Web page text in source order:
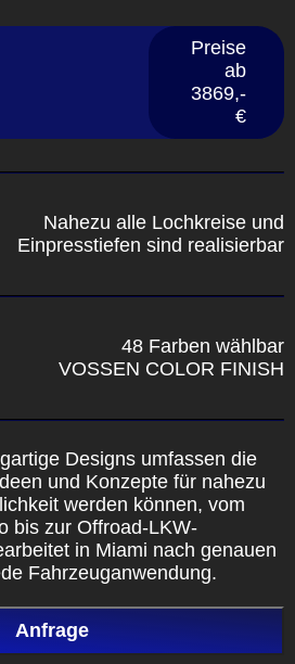
Preise
ab
3869,-
€
Nahezu alle Lochkreise und
Einpresstiefen sind realisierbar
48 Farben wählbar
VOSSEN COLOR FINISH
Designs umfassen die
und Konzepte für nahezu
werden können, vom
bis zur Offroad-LKW-
in Miami nach genauen
Fahrzeuganwendung.
Anfrage